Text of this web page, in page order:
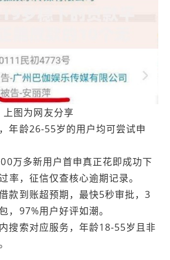
上图为网友分享
年龄26-55岁的用户均可尝试申
万多新用户首申真正花即成功下
率，征信仅查核心逾期记录。
款到账超预期，最快5秒审批，3
，97%用户好评如潮。
搜索对应服务，年龄18-55岁且非